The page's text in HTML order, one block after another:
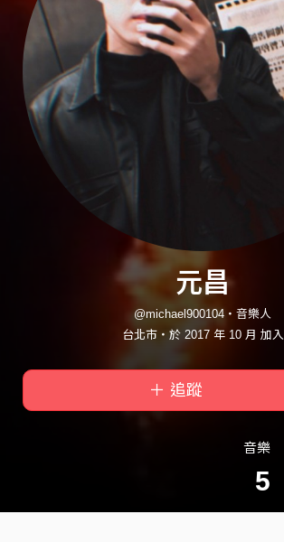
元昌
@michael900104・音樂人
台北市・於 2017 年 10 月 加入
＋ 追蹤
音樂
5